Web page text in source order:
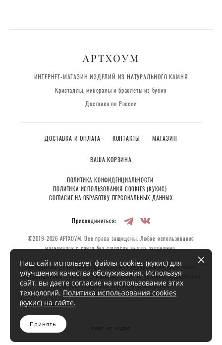
АРТХОУМ
ИНТЕРНЕТ-МАГАЗИН ИЗДЕЛИЙ ИЗ НАТУРАЛЬНОГО КАМНЯ
Кристаллы, минералы и браслеты из бусин
Доставка по России
ДОСТАВКА И ОПЛАТА КОНТАКТЫ МАГАЗИН
ВАША КОРЗИНА
ПОЛИТИКА КОНФИДЕНЦИАЛЬНОСТИ
ПОЛИТИКА ИСПОЛЬЗОВАНИЯ COOKIES (КУКИС)
СОГЛАСИЕ НА ОБРАБОТКУ ПЕРСОНАЛЬНЫХ ДАННЫХ
Присоединиться:
©2019-2026 АРТХОУМ. Все права защищены. Любое использование
материалов с сайта без согласия автора запрещено.
Информация об эзотерических свойствах минералов на сайте носит
информационный и познавательный характер, не является медицинской,
профессиональной или научной рекомендацией.
Наш сайт использует файлы cookies (кукис) для
улучшения качества обслуживания. Используя
сайт, вы даете согласие на использование этих
технологий. Политика использования cookies
(кукис) на сайте.
Принять